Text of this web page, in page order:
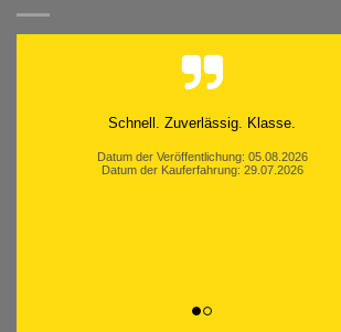
Moinsen, hat alles super geklappt. Danke ans
Datum der Veröffentlichung: 05.08.2026